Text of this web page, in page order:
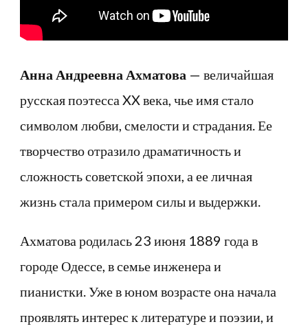
Анна Андреевна Ахматова — величайшая
русская поэтесса XX века, чье имя стало
символом любви, смелости и страдания. Ее
творчество отразило драматичность и
сложность советской эпохи, а ее личная
жизнь стала примером силы и выдержки.
Ахматова родилась 23 июня 1889 года в
городе Одессе, в семье инженера и
пианистки. Уже в юном возрасте она начала
проявлять интерес к литературе и поэзии, и